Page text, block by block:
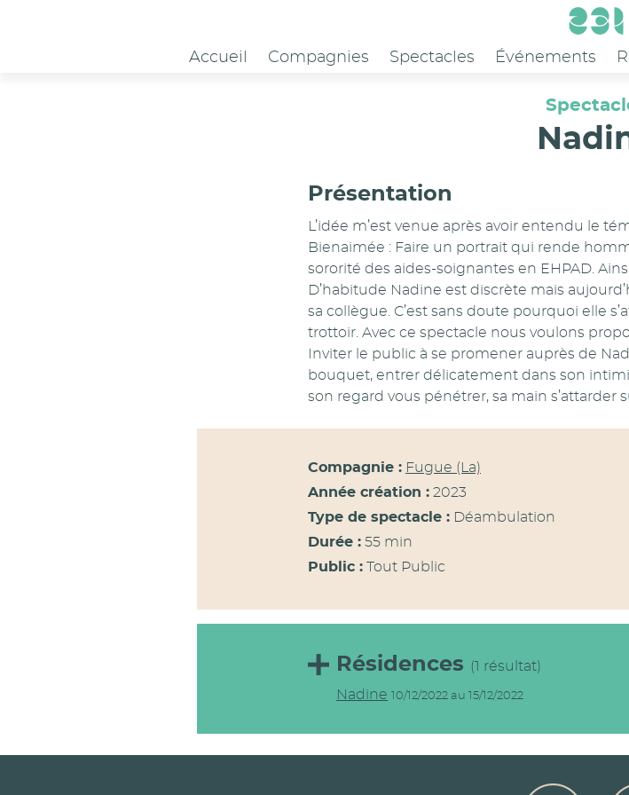
Accueil Compagnies Spectacles Événements
Présentation
L’idée m’est venue après avoir entendu le
Bienaimée : Faire un portrait qui rende
sororité des aides-soignantes en EHPAD.
D’habitude Nadine est discrète mais
sa collègue. C’est sans doute pourquoi elle
trottoir. Avec ce spectacle nous voulons
Inviter le public à se promener auprès de
bouquet, entrer délicatement dans son
son regard vous pénétrer, sa main s’attarder
Compagnie : Fugue (La)
Année création : 2023
Type de spectacle : Déambulation
Durée : 55 min
Public : Tout Public
Résidences
(1 résultat)
Nadine 10/12/2022 au 15/12/2022